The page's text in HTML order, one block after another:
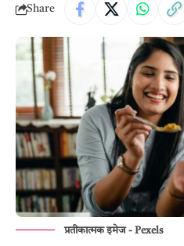
Share
प्रतीकात्मक इमेज - Pexels